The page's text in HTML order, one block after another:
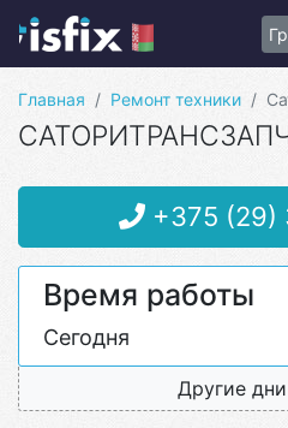
Главная Ремонт техники
+375 (29)
Время работы
Сегодня
Другие